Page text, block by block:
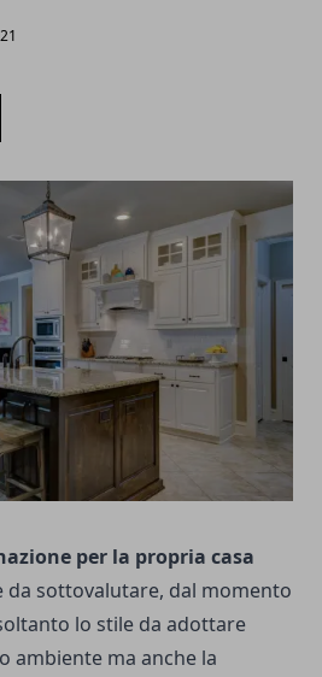
per la propria casa
da sottovalutare, dal momento
lo stile da adottare
ambiente ma anche la